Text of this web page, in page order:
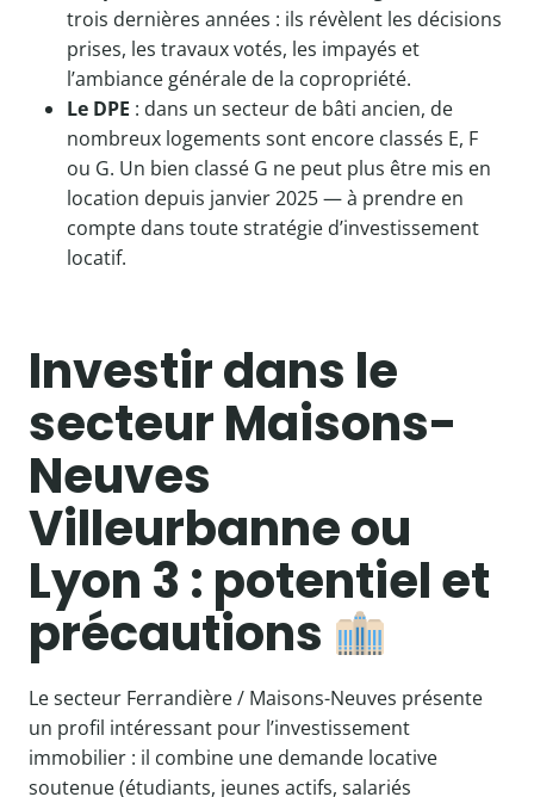
trois dernières années : ils révèlent les décisions
prises, les travaux votés, les impayés et
l’ambiance générale de la copropriété.
Le DPE : dans un secteur de bâti ancien, de
nombreux logements sont encore classés E, F
ou G. Un bien classé G ne peut plus être mis en
location depuis janvier 2025 — à prendre en
compte dans toute stratégie d’investissement
locatif.
Investir dans le
secteur Maisons-
Neuves
Villeurbanne ou
Lyon 3 : potentiel et
précautions
Le secteur Ferrandière / Maisons-Neuves présente
un profil intéressant pour l’investissement
immobilier : il combine une demande locative
soutenue (étudiants, jeunes actifs, salariés